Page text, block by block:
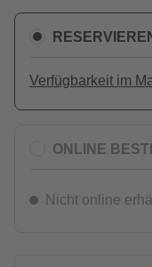
Verfügbarkeit im
ONLINE
Nicht online